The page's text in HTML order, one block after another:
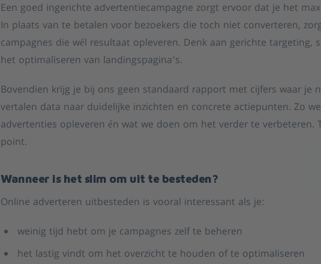
Een goed ingerichte advertentiecampagne zorgt ervoor dat je het
In plaats van te betalen voor bezoekers die toch niet converteren,
campagnes die wél resultaat opleveren. Denk aan gerichte targeting,
het optimaliseren van landingspagina’s.
Bovendien krijg je bij ons geen standaard rapport met cijfers waar je
vertalen data naar duidelijke inzichten en concrete actiepunten. Zo
advertenties opleveren én wat we doen om het verder te verbeteren.
point.
Wanneer is het slim om uit te besteden?
Online adverteren uitbesteden is vooral interessant als je:
weinig tijd hebt om je campagnes zelf te beheren
het lastig vindt om het overzicht te houden of te optimaliseren